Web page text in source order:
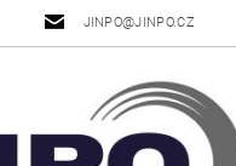
JINPO@JINPO.CZ